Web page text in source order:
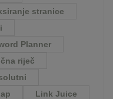
stranice
Planner
riječ
Link Juice